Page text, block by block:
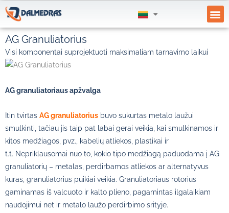
AG Granuliatorius
Visi komponentai suprojektuoti maksimaliam tarnavimo laikui
AG granuliatoriaus apžvalga
Itin tvirtas AG granuliatorius buvo sukurtas metalo laužui
smulkinti, tačiau jis taip pat labai gerai veikia, kai smulkinamos ir
kitos medžiagos, pvz., kabelių atliekos, plastikai ir
t.t. Nepriklausomai nuo to, kokio tipo medžiagą paduodama į AG
granuliatorių – metalas, perdirbamos atliekos ar alternatyvus
kuras, granuliatorius puikiai veikia. Granuliatoriaus rotorius
gaminamas iš valcuoto ir kalto plieno, pagamintas ilgalaikiam
naudojimui net ir metalo laužo perdirbimo srityje.